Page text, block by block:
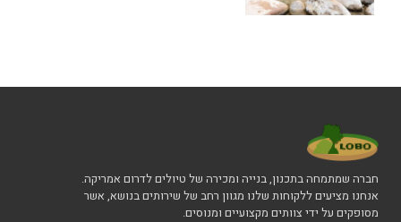
חברה שמתמחה בתכנון, בנייה ומכירה של טיולים לדרום אמריקה.
אנחנו מציעים ללקוחות שלנו מגוון רחב של שירותים בנושא, אשר
מסופקים על ידי צוותים מקצועיים ומנוסים.